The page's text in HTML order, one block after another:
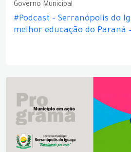
Governo Municipal
#Podcast – Serranópolis do
melhor educação do Paraná